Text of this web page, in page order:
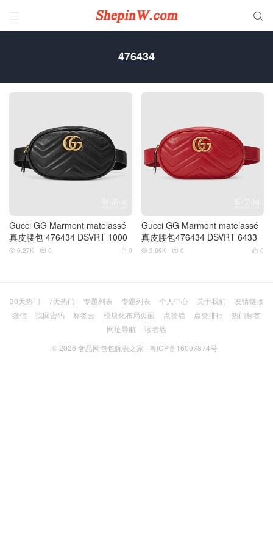
 
476434
Gucci GG Marmont matelassé
真皮腰包 476434 DSVRT 1000
 0
 6.27K  0
Gucci GG Marmont matelassé
真皮腰包476434 DSVRT 6433
 0
 3.69K  0
30天热门 7天热门 专题列表 专题列表 个人中心 关于我们
友情链接
微信
找回密码 标签云 模块化布局页面 点赞墙 点赞排行
热门标签
网址导航
读者墙
© 2026 奢品网包包腕表之家 粤ICP备16097874号